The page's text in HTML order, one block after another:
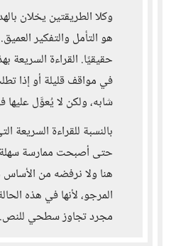
​وكلا الطريقتين يخلان
هو التأمل والتفكير
حقيقيًا. القراءة السريعة
في مواقف قليلة أو إذا
شابه، ولكن لا يُعوَّل
​بالنسبة للقراءة السريعة
حتى أصبحت ممارسة سهلة
هنا ولا نرفضه من
المرجو، لأنها في هذه
مجرد تجاوز سطحي للنص.